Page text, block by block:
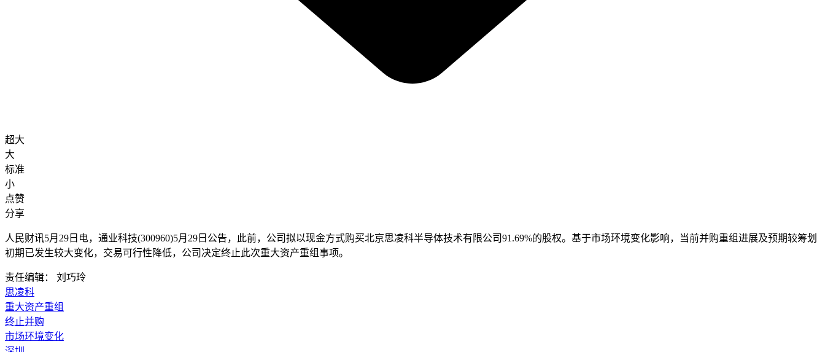
超大
大
标准
小
点赞
分享
人民财讯5月29日电， 通业科技(300960)5月29日公告，此前，公司拟以现金方式购买北京思凌科半导体技术有限公司91.69%的股权。基于市场环境变化影响，当前并购重组进展及预期较筹划
初期已发生较大变化，交易可行性降低，公司决定终止此次重大资产重组事项。
责任编辑： 刘巧玲
思凌科
重大资产重组
终止并购
市场环境变化